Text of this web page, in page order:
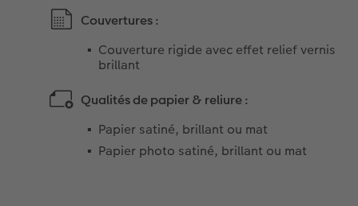
Couvertures :
Couverture rigide avec effet relief vernis
brillant
Qualités de papier & reliure :
Papier satiné, brillant ou mat
Papier photo satiné, brillant ou mat